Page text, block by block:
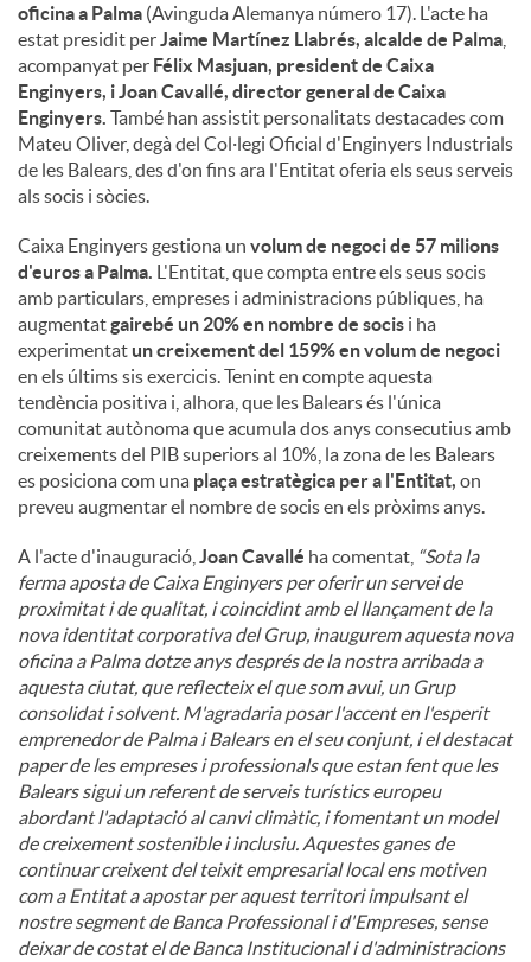
oficina a Palma (Avinguda Alemanya número 17). L'acte ha
estat presidit perJaime Martínez Llabrés, alcalde de Palma
acompanyat per Félix Masjuan, president de Caixa
Enginyers, i Joan Cavallé, director general de Caixa
Enginyers. També han assistit personalitats destacades com
Mateu Oliver, degà del Col·legi Oficial d'Enginyers Industrials
de les Balears, des d'on fins ara l'Entitat oferia els seus serveis
als socis i sòcies.
Caixa Enginyers gestiona un volum de negoci de 57 milions
d'euros a Palma. L'Entitat, que compta entre els seus socis
amb particulars, empreses i administracions públiques, ha
augmentatgairebé un 20% en nombre de socis i ha
experimentat un creixement del 159% en volum de negoci
en els últims sis exercicis. Tenint en compte aquesta
tendència positiva i, alhora, que les Balears és l'única
comunitat autònoma que acumula dos anys consecutius amb
creixements del PIB superiors al 10%, la zona de les Balears
es posiciona com una plaça estratègica per a l'Entitat, on
preveu augmentar el nombre de socis en els pròxims anys.
A l'acte d'inauguració, Joan Cavallé ha comentat, “Sota la
ferma aposta de Caixa Enginyers per oferir un servei de
proximitat i de qualitat, i coincidint amb el llançament de la
nova identitat corporativa del Grup, inaugurem aquesta nova
oficina a Palma dotze anys després de la nostra arribada a
aquesta ciutat, que reflecteix el que som avui, un Grup
consolidat i solvent. M'agradaria posar l'accent en l'esperit
emprenedor de Palma i Balears en el seu conjunt, i el destacat
paper de les empreses i professionals que estan fent que les
Balears sigui un referent de serveis turístics europeu
abordant l'adaptació al canvi climàtic, i fomentant un model
de creixement sostenible i inclusiu. Aquestes ganes de
continuar creixent del teixit empresarial local ens motiven
com a Entitat a apostar per aquest territori impulsant el
nostre segment de Banca Professional i d'Empreses, sense
deixar de costat el de Banca Institucional i d'administracions